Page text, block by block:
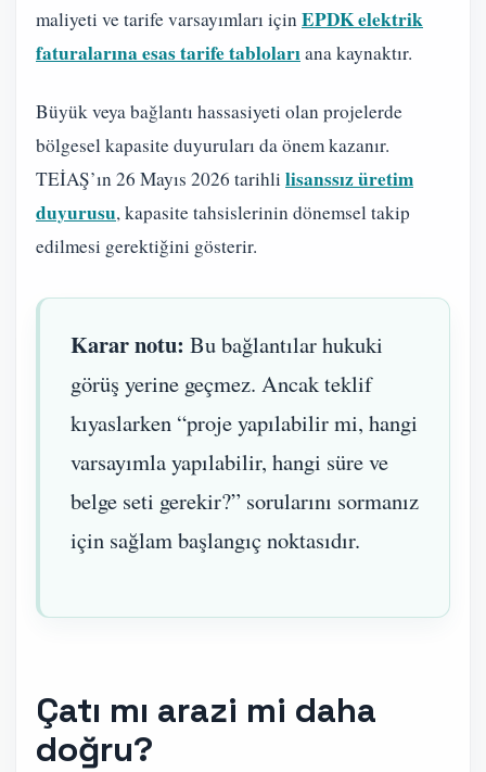
maliyeti ve tarife varsayımları için EPDK elektrik
faturalarına esas tarife tablolarıana kaynaktır.
Büyük veya bağlantı hassasiyeti olan projelerde
bölgesel kapasite duyuruları da önem kazanır.
TEİAŞ’ın 26 Mayıs 2026 tarihli lisanssız üretim
duyurusu, kapasite tahsislerinin dönemsel takip
edilmesi gerektiğini gösterir.
Karar notu: Bu bağlantılar hukuki
görüş yerine geçmez. Ancak teklif
kıyaslarken “proje yapılabilir mi, hangi
varsayımla yapılabilir, hangi süre ve
belge seti gerekir?” sorularını sormanız
için sağlam başlangıç noktasıdır.
Çatı mı arazi mi daha
doğru?